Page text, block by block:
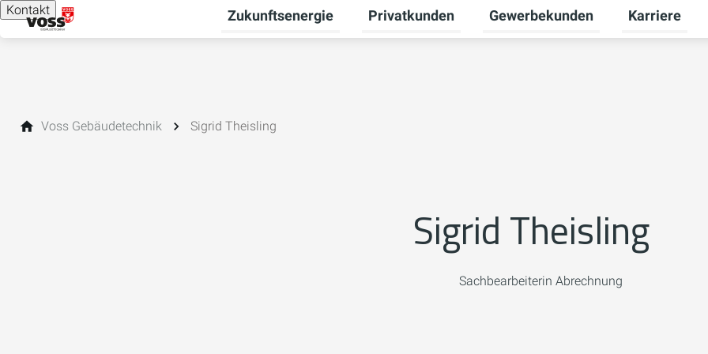
Kontakt Zukunftsenergie
Untermenü für Zukunftsenergie umschalten
Privatkunden
Untermenü für Privatkunden
Gewerbekunden
Untermenü
Karriere
Voss Gebäudetechnik Sigrid Theisling
Sigrid Theisling
Sachbearbeiterin Abrechnung